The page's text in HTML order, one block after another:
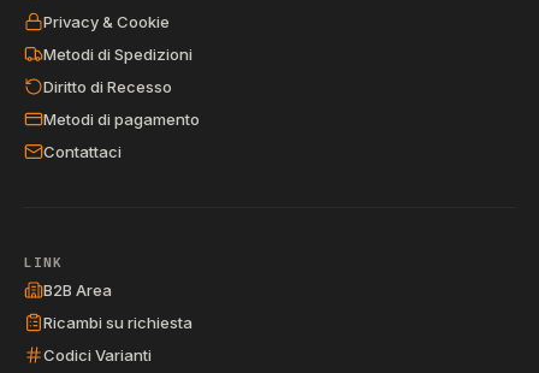
Privacy & Cookie
Metodi di Spedizioni
Diritto di Recesso
Metodi di pagamento
Contattaci
LINK
B2B Area
Ricambi su richiesta
Codici Varianti